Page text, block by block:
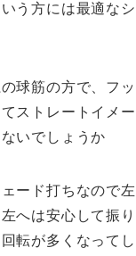
う方には最適な
球筋の方で、フ
ストレートイメ
いでしょうか
ード打ちなので
へは安心して振
転が多くなって